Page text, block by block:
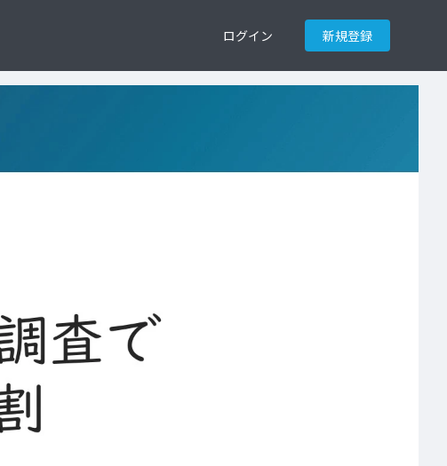
ログイン 新規登録